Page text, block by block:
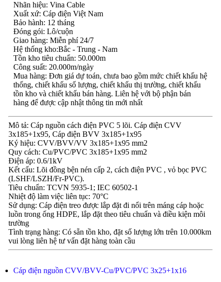
Nhãn hiệu: Vina Cable
Xuất xứ: Cáp điện Việt Nam
Bảo hành: 12 tháng
Đóng gói: Lô/cuộn
Giao hàng: Miễn phí 24/7
Hệ thống kho:Bắc - Trung - Nam
Tồn kho tiêu chuẩn: 50.000m
Công suất: 20.000m/ngày
Mua hàng: Đơn giá dự toán, chưa bao gồm mức chiết khấu hệ
thống, chiết khấu số lượng, chiết khấu thị trường, chiết khấu
tồn kho và chiết khấu bán hàng. Liên hệ với bộ phận bán
hàng để được cập nhật thông tin mới nhất
Mô tả: Cáp nguồn cách điện PVC 5 lõi. Cáp điện CVV
3x185+1x95, Cáp điện BVV 3x185+1x95
Ký hiệu: CVV/BVV/VV 3x185+1x95 mm2
Quy cách: Cu/PVC/PVC 3x185+1x95 mm2
Điện áp: 0.6/1kV
Kết cấu: Lõi đồng bện nén cấp 2, cách điện PVC , vỏ bọc PVC
(LSHF/LSZH/Fr-PVC).
Tiêu chuẩn: TCVN 5935-1; IEC 60502-1
Nhiệt độ làm việc liên tục: 70°C
Sử dụng: Cáp điện treo được lắp đặt đi nổi trên máng cáp hoặc
luồn trong ống HDPE, lắp đặt theo tiêu chuẩn và điều kiện môi
trường
Tình trạng hàng: Có sẵn tồn kho, đặt số lượng lớn trên 10.000km
vui lòng liên hệ tư vấn đặt hàng toàn cầu
Cáp điện nguồn CVV/BVV-Cu/PVC/PVC 3x25+1x16